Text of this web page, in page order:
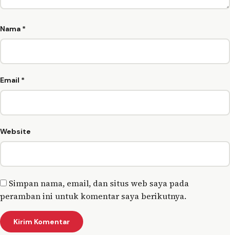
Nama *
Email *
Website
Simpan nama, email, dan situs web saya pada
peramban ini untuk komentar saya berikutnya.